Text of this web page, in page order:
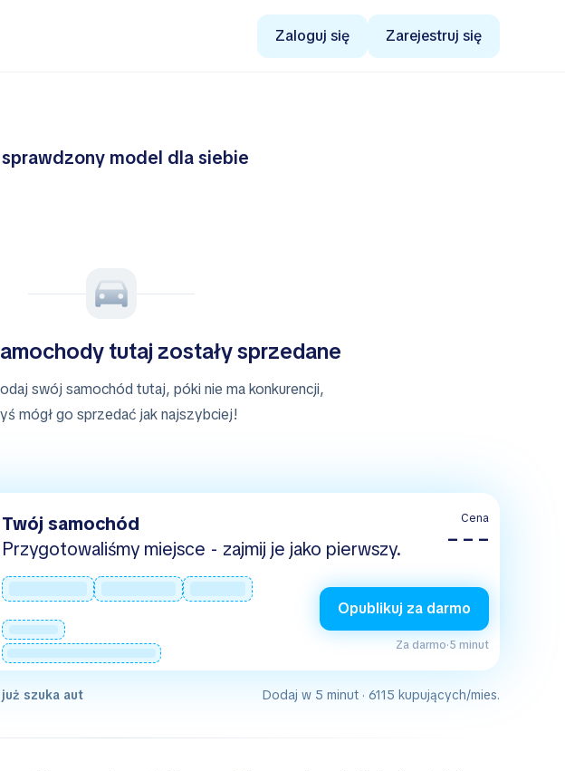
Zaloguj się Zarejestruj się
model dla siebie
tutaj zostały sprzedane
swój samochód tutaj, póki nie ma konkurencji,
mógł go sprzedać jak najszybciej!
Twój samochód
Przygotowaliśmy miejsce - zajmij je jako pierwszy.
Cena
– – –
Opublikuj za darmo
Za darmo·5 minut
szuka aut Dodaj w 5 minut · 6115 kupujących/mies.